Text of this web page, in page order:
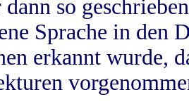
dann so
Sprache in
erkannt wurde,